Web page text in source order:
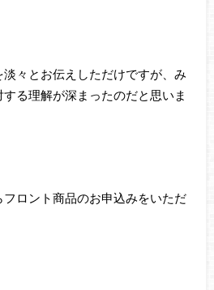
々とお伝えしただけですが、み
る理解が深まったのだと思いま
ロント商品のお申込みをいただ